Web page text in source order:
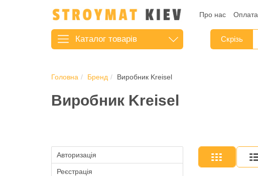
Про нас Оплата
Каталог товарів Скрізь
Головна Бренд Виробник Kreisel
Виробник Kreisel
Авторизація
Реєстрація